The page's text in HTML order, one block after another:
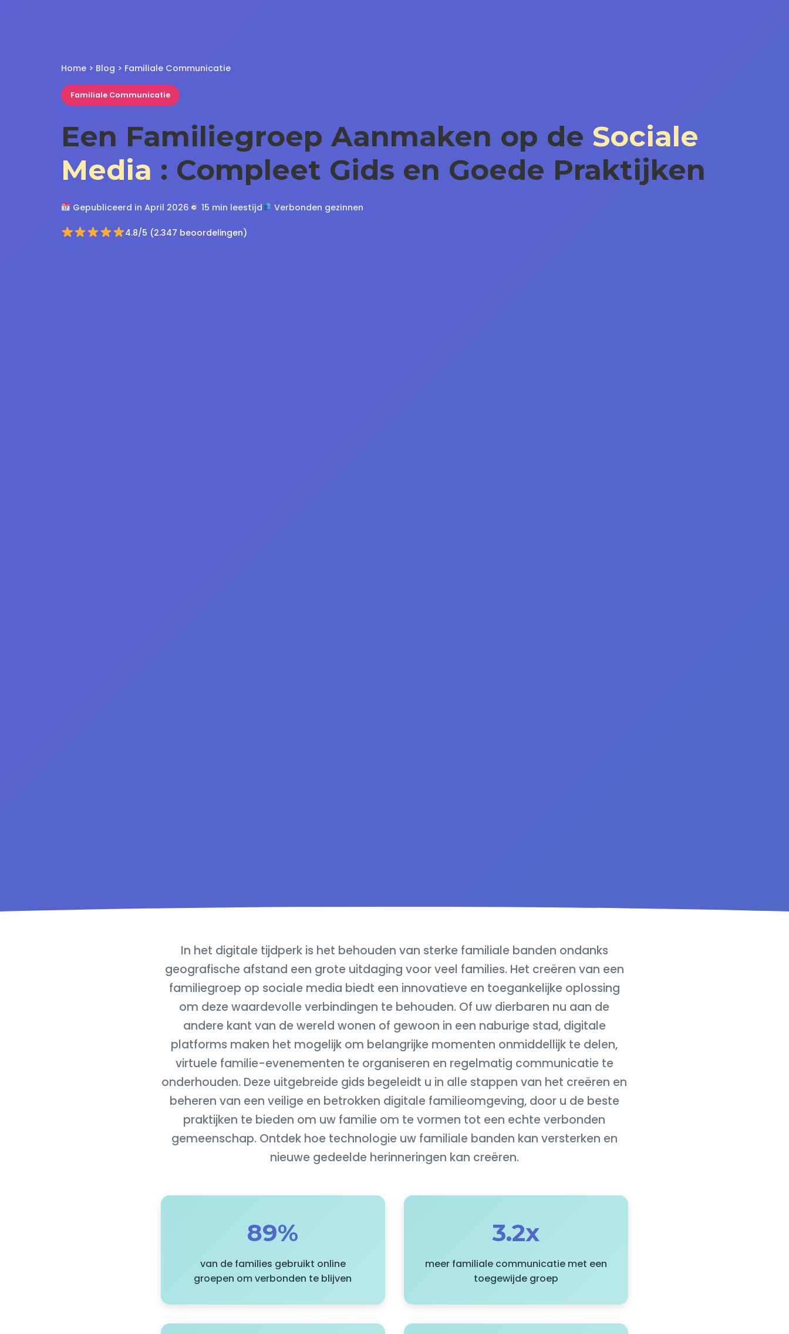
Home > Blog > Familiale Communicatie
Familiale Communicatie
Een Familiegroep Aanmaken op de Sociale
Media : Compleet Gids en Goede Praktijken
Gepubliceerd in April 2026 15 min leestijd Verbonden gezinnen
4.8/5 (2.347 beoordelingen)
In het digitale tijdperk is het behouden van sterke familiale banden ondanks
geografische afstand een grote uitdaging voor veel families. Het creëren van een
familiegroep op sociale media biedt een innovatieve en toegankelijke oplossing
om deze waardevolle verbindingen te behouden. Of uw dierbaren nu aan de
andere kant van de wereld wonen of gewoon in een naburige stad, digitale
platforms maken het mogelijk om belangrijke momenten onmiddellijk te delen,
virtuele familie-evenementen te organiseren en regelmatig communicatie te
onderhouden. Deze uitgebreide gids begeleidt u in alle stappen van het creëren en
beheren van een veilige en betrokken digitale familieomgeving, door u de beste
praktijken te bieden om uw familie om te vormen tot een echte verbonden
gemeenschap. Ontdek hoe technologie uw familiale banden kan versterken en
nieuwe gedeelde herinneringen kan creëren.
89%
van de families gebruikt online
groepen om verbonden te blijven
3.2x
meer familiale communicatie met een
toegewijde groep